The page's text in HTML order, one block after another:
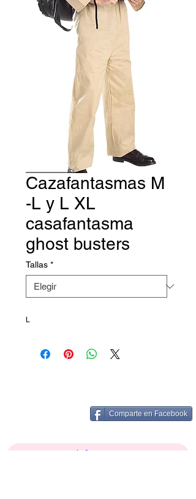
Cazafantasmas M
-L y L XL
casafantasma
ghost busters
Tallas *
L
Comparte en Facebook